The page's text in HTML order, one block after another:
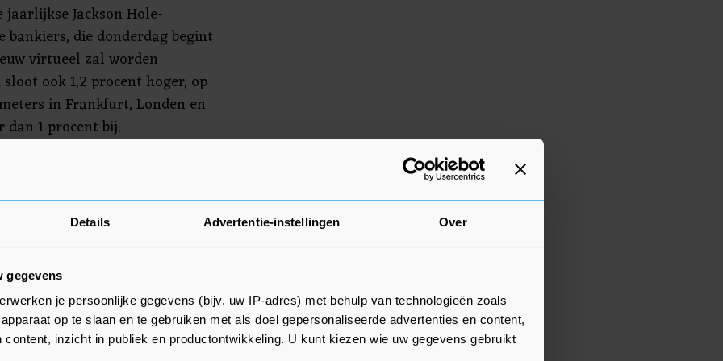
Details Advertentie-instellingen Over
gegevens
je persoonlijke gegevens (bijv. uw IP-adres) met behulp van technologieën zoals
op te slaan en te gebruiken met als doel gepersonaliseerde advertenties en content,
content, inzicht in publiek en productontwikkeling. U kunt kiezen wie uw gegevens gebruikt
Jackson Hole-
die donderdag begint
virtueel zal worden
ook 1,2 procent hoger, op
in Frankfurt, Londen en
1 procent bij.
koper
Sainsbury's ruim 15 procent meer
meldde dat
Britse supermarktconcern.
Management is volgens
koper. Afgelopen
Morrisons (plus 0,4 procent)